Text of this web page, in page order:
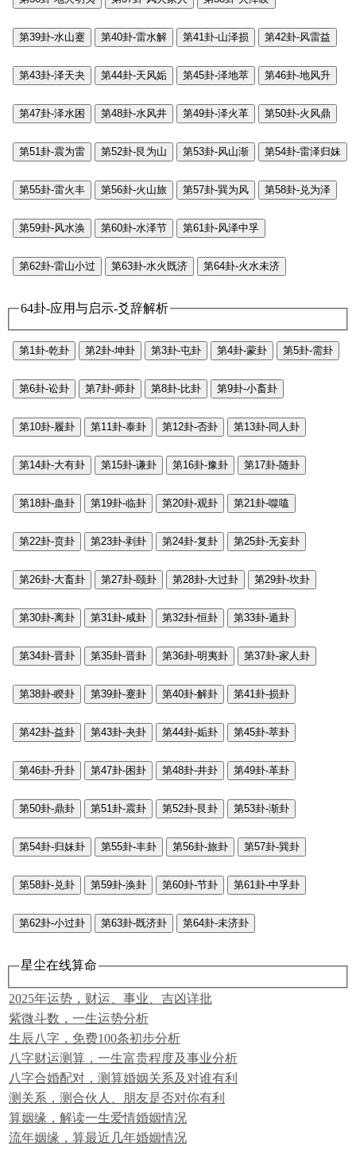
第39卦-水山蹇 第40卦-雷水解 第41卦-山泽损 第42卦-风雷益
第43卦-泽天夬 第44卦-天风姤 第45卦-泽地萃 第46卦-地风升
第47卦-泽水困 第48卦-水风井 第49卦-泽火革 第50卦-火风鼎
第51卦-震为雷 第52卦-艮为山 第53卦-风山渐 第54卦-雷泽归妹
第55卦-雷火丰 第56卦-火山旅 第57卦-巽为风 第58卦-兑为泽
第59卦-风水涣 第60卦-水泽节 第61卦-风泽中孚
第62卦-雷山小过 第63卦-水火既济 第64卦-火水未济
64卦-应用与启示-爻辞解析
第1卦-乾卦 第2卦-坤卦 第3卦-屯卦 第4卦-蒙卦 第5卦-需卦
第6卦-讼卦 第7卦-师卦 第8卦-比卦 第9卦-小畜卦
第10卦-履卦 第11卦-泰卦 第12卦-否卦 第13卦-同人卦
第14卦-大有卦 第15卦-谦卦 第16卦-豫卦 第17卦-随卦
第18卦-蛊卦 第19卦-临卦 第20卦-观卦 第21卦-噬嗑
第22卦-贲卦 第23卦-剥卦 第24卦-复卦 第25卦-无妄卦
第26卦-大畜卦 第27卦-颐卦 第28卦-大过卦 第29卦-坎卦
第30卦-离卦 第31卦-咸卦 第32卦-恒卦 第33卦-遁卦
第34卦-晋卦 第35卦-晋卦 第36卦-明夷卦 第37卦-家人卦
第38卦-睽卦 第39卦-蹇卦 第40卦-解卦 第41卦-损卦
第42卦-益卦 第43卦-夬卦 第44卦-姤卦 第45卦-萃卦
第46卦-升卦 第47卦-困卦 第48卦-井卦 第49卦-革卦
第50卦-鼎卦 第51卦-震卦 第52卦-艮卦 第53卦-渐卦
第54卦-归妹卦 第55卦-丰卦 第56卦-旅卦 第57卦-巽卦
第58卦-兑卦 第59卦-涣卦 第60卦-节卦 第61卦-中孚卦
第62卦-小过卦 第63卦-既济卦 第64卦-未济卦
星尘在线算命
2025年运势，财运、事业、吉凶详批
紫微斗数，一生运势分析
生辰八字，免费100条初步分析
八字财运测算，一生富贵程度及事业分析
八字合婚配对，测算婚姻关系及对谁有利
测关系，测合伙人、朋友是否对你有利
算姻缘，解读一生爱情婚姻情况
流年姻缘，算最近几年婚姻情况